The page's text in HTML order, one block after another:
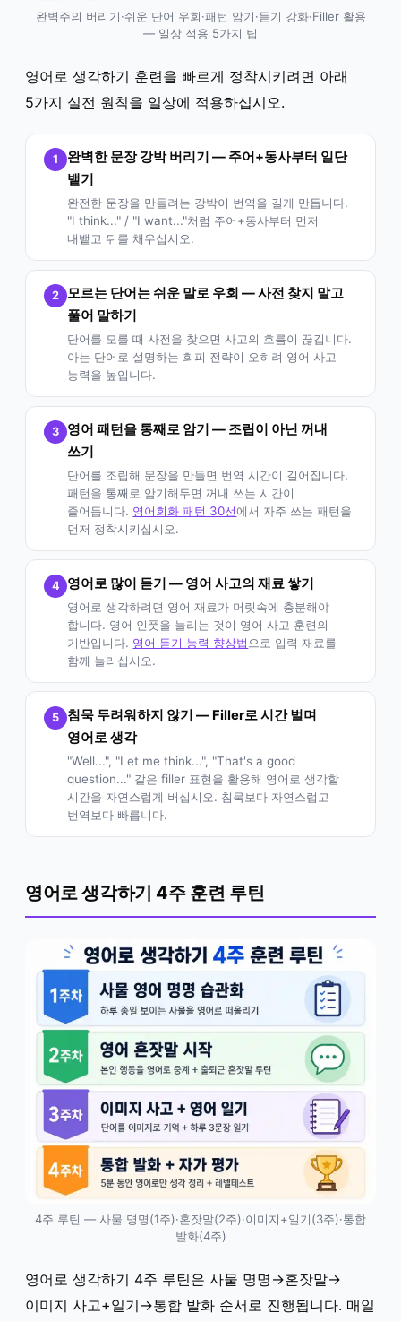
완벽주의 버리기·쉬운 단어 우회·패턴 암기·듣기 강화·Filler 활용
— 일상 적용 5가지 팁
영어로 생각하기 훈련을 빠르게 정착시키려면 아래
5가지 실전 원칙을 일상에 적용하십시오.
1
완벽한 문장 강박 버리기 — 주어+동사부터 일단
뱉기
완전한 문장을 만들려는 강박이 번역을 길게 만듭니다.
"I think..." / "I want..."처럼 주어+동사부터 먼저
내뱉고 뒤를 채우십시오.
2
모르는 단어는 쉬운 말로 우회 — 사전 찾지 말고
풀어 말하기
단어를 모를 때 사전을 찾으면 사고의 흐름이 끊깁니다.
아는 단어로 설명하는 회피 전략이 오히려 영어 사고
능력을 높입니다.
3
영어 패턴을 통째로 암기 — 조립이 아닌 꺼내
쓰기
단어를 조립해 문장을 만들면 번역 시간이 길어집니다.
패턴을 통째로 암기해두면 꺼내 쓰는 시간이
줄어듭니다. 영어회화 패턴 30선에서 자주 쓰는 패턴을
먼저 정착시키십시오.
4 영어로 많이 듣기 — 영어 사고의 재료 쌓기
영어로 생각하려면 영어 재료가 머릿속에 충분해야
합니다. 영어 인풋을 늘리는 것이 영어 사고 훈련의
기반입니다. 영어 듣기 능력 향상법으로 입력 재료를
함께 늘리십시오.
5
침묵 두려워하지 않기 — Filler로 시간 벌며
영어로 생각
"Well...", "Let me think...", "That's a good
question..." 같은 filler 표현을 활용해 영어로 생각할
시간을 자연스럽게 버십시오. 침묵보다 자연스럽고
번역보다 빠릅니다.
영어로 생각하기 4주 훈련 루틴
4주 루틴 — 사물 명명(1주)·혼잣말(2주)·이미지+일기(3주)·통합
발화(4주)
영어로 생각하기 4주 루틴은 사물 명명→혼잣말→
이미지 사고+일기→통합 발화 순서로 진행됩니다. 매일